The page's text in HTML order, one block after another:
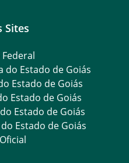
Sites
do Estado de Goiás
Estado de Goiás
Estado de Goiás
Estado de Goiás
Estado de Goiás